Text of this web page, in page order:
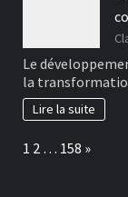
Le
la
Lire la suite
Page:
1 2 … 158 Next
»